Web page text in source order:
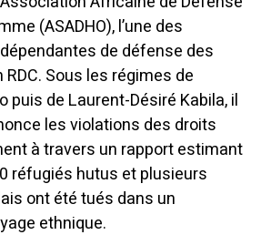
(ASADHO), l’une des
de défense des
Sous les régimes de
puis de Laurent-Désiré Kabila, il
les violations des droits
à travers un rapport estimant
réfugiés hutus et plusieurs
ont été tués dans un
ethnique.